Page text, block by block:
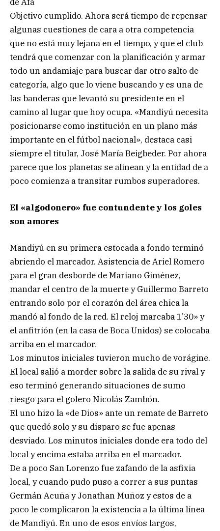
Objetivo cumplido. Ahora será tiempo de repensar
algunas cuestiones de cara a otra competencia
que no está muy lejana en el tiempo, y que el club
tendrá que comenzar con la planificación y armar
todo un andamiaje para buscar dar otro salto de
categoría, algo que lo viene buscando y es una de
las banderas que levantó su presidente en el
camino al lugar que hoy ocupa. «Mandiyú necesita
posicionarse como institución en un plano más
importante en el fútbol nacional», destaca casi
siempre el titular, José María Beigbeder. Por ahora
parece que los planetas se alinean y la entidad de a
poco comienza a transitar rumbos superadores.
El «algodonero» fue contundente y los goles
son amores
Mandiyú en su primera estocada a fondo terminó
abriendo el marcador. Asistencia de Ariel Romero
para el gran desborde de Mariano Giménez,
mandar el centro de la muerte y Guillermo Barreto
entrando solo por el corazón del área chica la
mandó al fondo de la red. El reloj marcaba 1’30» y
el anfitrión (en la casa de Boca Unidos) se colocaba
arriba en el marcador.
Los minutos iniciales tuvieron mucho de vorágine.
El local salió a morder sobre la salida de su rival y
eso terminó generando situaciones de sumo
riesgo para el golero Nicolás Zambón.
El uno hizo la «de Dios» ante un remate de Barreto
que quedó solo y su disparo se fue apenas
desviado. Los minutos iniciales donde era todo del
local y encima estaba arriba en el marcador.
De a poco San Lorenzo fue zafando de la asfixia
local, y cuando pudo puso a correr a sus puntas
Germán Acuña y Jonathan Muñoz y estos de a
poco le complicaron la existencia a la última línea
de Mandiyú. En uno de esos envíos largos,